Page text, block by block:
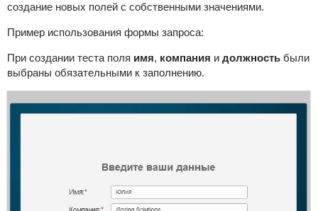
создание новых полей с собственными значениями.
Пример использования формы запроса:
При создании теста поля имя, компания и должность были
выбраны обязательными к заполнению.